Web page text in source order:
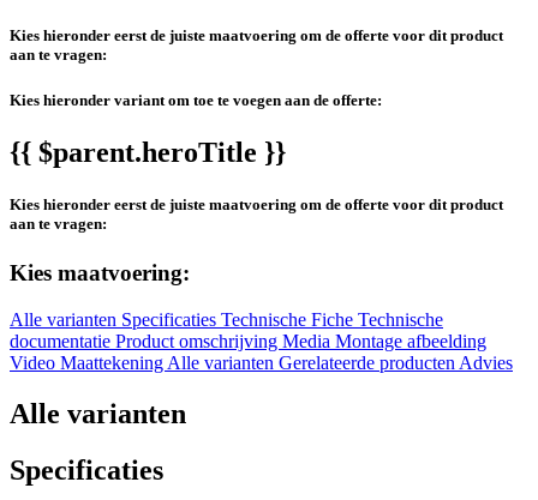
Kies hieronder eerst de juiste maatvoering om de offerte voor dit product
aan te vragen:
Kies hieronder variant om toe te voegen aan de offerte:
{{ $parent.heroTitle }}
Kies hieronder eerst de juiste maatvoering om de offerte voor dit product
aan te vragen:
Kies maatvoering:
Alle varianten Specificaties Technische Fiche Technische
documentatie Product omschrijving Media Montage afbeelding
Video Maattekening Alle varianten Gerelateerde producten Advies
Alle varianten
Specificaties